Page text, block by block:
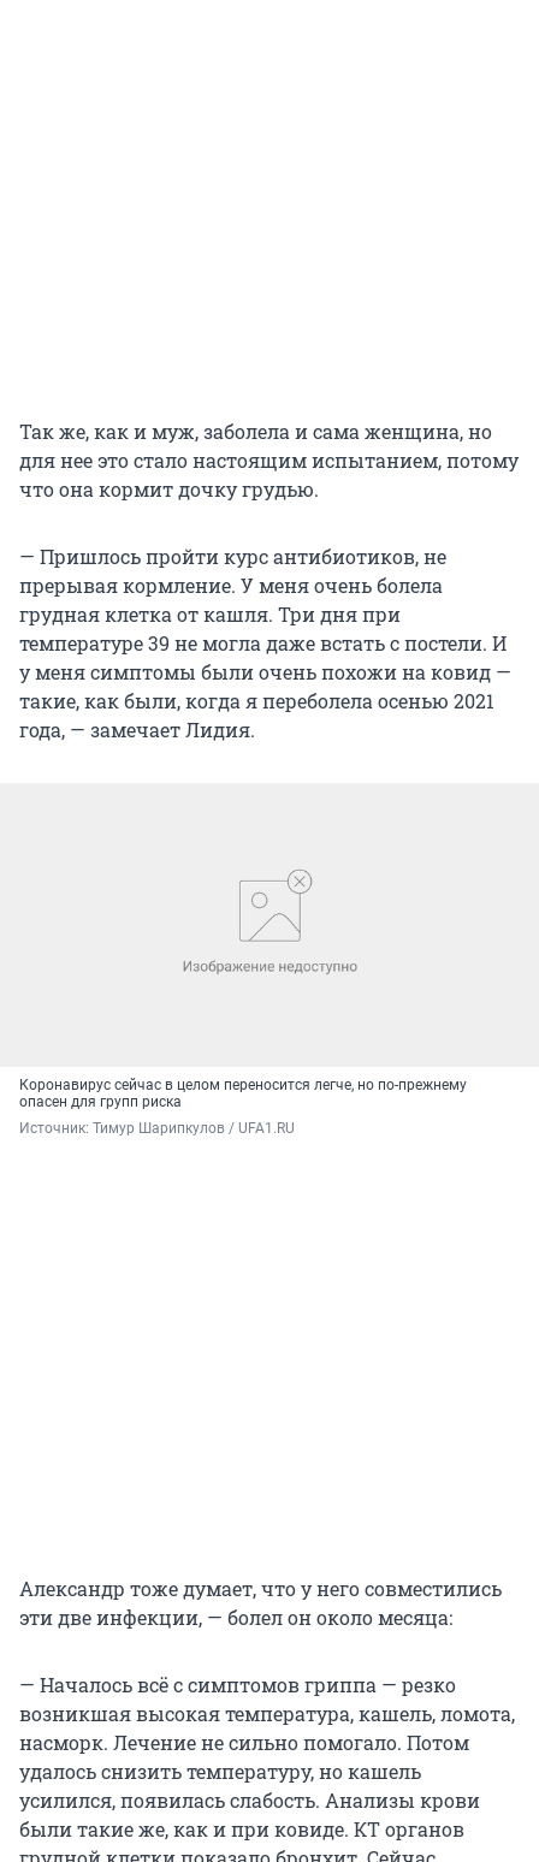
Так же, как и муж, заболела и сама женщина, но
для нее это стало настоящим испытанием, потому
что она кормит дочку грудью.
— Пришлось пройти курс антибиотиков, не
прерывая кормление. У меня очень болела
грудная клетка от кашля. Три дня при
температуре 39 не могла даже встать с постели. И
у меня симптомы были очень похожи на ковид —
такие, как были, когда я переболела осенью 2021
года, — замечает Лидия.
Коронавирус сейчас в целом переносится легче, но по-прежнему
опасен для групп риска
Источник: Тимур Шарипкулов / UFA1.RU
Александр тоже думает, что у него совместились
эти две инфекции, — болел он около месяца:
— Началось всё с симптомов гриппа — резко
возникшая высокая температура, кашель, ломота,
насморк. Лечение не сильно помогало. Потом
удалось снизить температуру, но кашель
усилился, появилась слабость. Анализы крови
были такие же, как и при ковиде. КТ органов